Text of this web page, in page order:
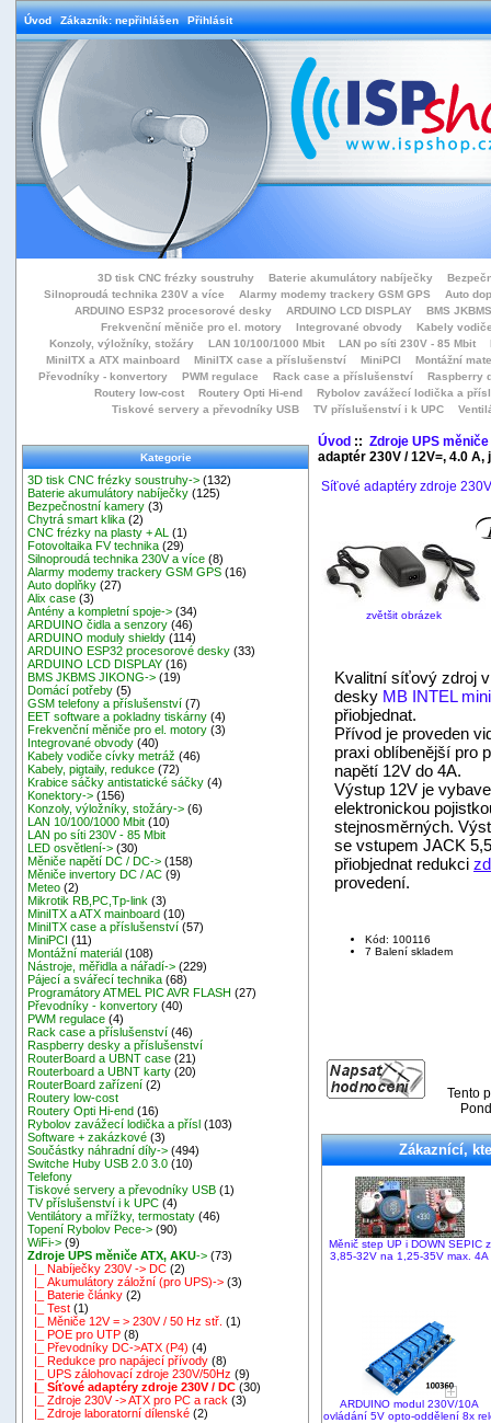
Úvod Zákazník: nepřihlášen Přihlásit
3D tisk CNC frézky soustruhy Baterie akumulátory nabíječky
Silnoproudá technika 230V a více
Alarmy modemy trackery GSM GPS
Auto
ARDUINO ESP32 procesorové desky
ARDUINO LCD DISPLAY
BMS
Frekvenční měniče pro el. motory
Integrované obvody
Kabely
Konzoly, výložníky, stožáry
LAN 10/100/1000 Mbit LAN po síti 230V - 85 Mbit
MiniITX a ATX mainboard
MiniITX case a příslušenství MiniPCI
Montážní
Převodníky - konvertory
PWM regulace Rack case a příslušenství
Raspberry
Routery low-cost
Routery Opti Hi-end
Rybolov zavážecí lodička a přísl
Tiskové servery a převodníky USB
TV příslušenství i k UPC
Kategorie
3D tisk CNC frézky soustruhy-> (132)
Baterie akumulátory nabíječky (125)
Bezpečnostní kamery (3)
Chytrá smart klika (2)
CNC frézky na plasty + AL
(1)
Fotovoltaika FV technika (29)
Silnoproudá technika 230V a více (8)
Alarmy modemy trackery GSM GPS (16)
Auto doplňky (27)
Alix case (3)
Antény a kompletní spoje-> (34)
ARDUINO čidla a senzory (46)
ARDUINO moduly shieldy (114)
ARDUINO ESP32 procesorové desky (33)
ARDUINO LCD DISPLAY (16)
BMS JKBMS JIKONG-> (19)
Domácí potřeby (5)
GSM telefony a příslušenství (7)
EET software a pokladny tiskárny (4)
Frekvenční měniče pro el. motory (3)
Integrované obvody (40)
Kabely vodiče cívky metráž (46)
Kabely, pigtaily, redukce (72)
Krabice sáčky antistatické sáčky (4)
Konektory-> (156)
Konzoly, výložníky, stožáry-> (6)
LAN 10/100/1000 Mbit (10)
LAN po síti 230V - 85 Mbit
LED osvětlení-> (30)
Měniče napětí DC / DC-> (158)
Měniče invertory DC / AC (9)
Meteo (2)
Mikrotik RB,PC,Tp-link (3)
MiniITX a ATX mainboard (10)
MiniITX case a příslušenství (57)
MiniPCI (11)
Montážní materiál (108)
Nástroje, měřidla a nářadí-> (229)
Pájecí a svářecí technika (68)
Programátory ATMEL PIC AVR FLASH (27)
Převodníky - konvertory (40)
PWM regulace (4)
Rack case a příslušenství (46)
Raspberry desky a příslušenství
RouterBoard a UBNT case (21)
Routerboard a UBNT karty (20)
RouterBoard zařízení (2)
Routery low-cost
Routery Opti Hi-end (16)
Rybolov zavážecí lodička a přísl (103)
Software + zakázkové (3)
Součástky náhradní díly-> (494)
Switche Huby USB 2.0 3.0 (10)
Telefony
Tiskové servery a převodníky USB (1)
TV příslušenství i k UPC (4)
Ventilátory a mřížky, termostaty (46)
Topení Rybolov Pece-> (90)
WiFi-> (9)
Zdroje UPS měniče ATX, AKU-> (73)
|_ Nabíječky 230V -> DC (2)
|_ Akumulátory záložní (pro UPS)-> (3)
|_ Baterie články (2)
|_ Test (1)
|_ Měniče 12V = > 230V / 50 Hz stř. (1)
|_ POE pro UTP (8)
|_ Převodníky DC->ATX (P4) (4)
|_ Redukce pro napájecí přívody (8)
|_ UPS zálohovací zdroje 230V/50Hz (9)
|_ Síťové adaptéry zdroje 230V / DC (30)
|_ Zdroje 230V -> ATX pro PC a rack (3)
|_ Zdroje laboratorní dílenské (2)
Úvod:: Zdroje UPS měniče
adaptér 230V / 12V=, 4.0 A,
Síťové adaptéry zdroje
zvětšit obrázek
Kvalitní síťový zdroj
desky MB INTEL
přiobjednat.
Přívod je proveden
praxi oblíbenější pro
napětí 12V do 4A.
Výstup 12V je
elektronickou
stejnosměrných.
se vstupem JACK
přiobjednat redukci
provedení.
Kód: 100116
7 Balení skladem
Tento
Zákaznící,
Měnič step UP i DOWN SEPIC z
3,85-32V na 1,25-35V max. 4A
ARDUINO modul 230V/10A
ovládání 5V opto-oddělení 8x